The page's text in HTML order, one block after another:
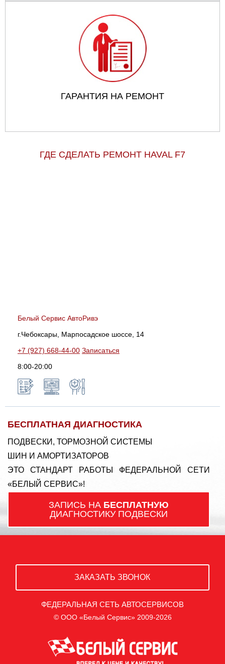
ГАРАНТИЯ НА РЕМОНТ
ГДЕ СДЕЛАТЬ РЕМОНТ HAVAL F7
Белый Сервис АвтоРивэ
г.Чебоксары, Марпосадское шоссе, 14
+7 (927) 668-44-00 Записаться
8:00-20:00
БЕСПЛАТНАЯ ДИАГНОСТИКА
ПОДВЕСКИ, ТОРМОЗНОЙ СИСТЕМЫ
ШИН И АМОРТИЗАТОРОВ
ЭТО СТАНДАРТ РАБОТЫ ФЕДЕРАЛЬНОЙ СЕТИ
«БЕЛЫЙ СЕРВИС»!
ЗАПИСЬ НА БЕСПЛАТНУЮ
ДИАГНОСТИКУ ПОДВЕСКИ
ЗАКАЗАТЬ ЗВОНОК
ФЕДЕРАЛЬНАЯ СЕТЬ АВТОСЕРВИСОВ
© ООО «Белый Сервис» 2009-2026